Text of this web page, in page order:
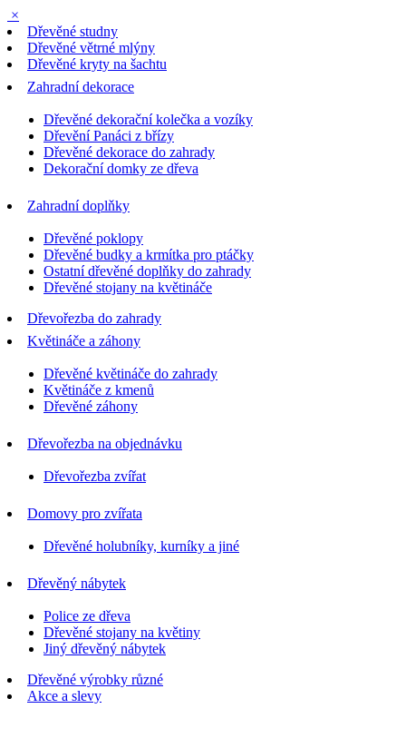
×
Dřevěné studny
Dřevěné větrné mlýny
Dřevěné kryty na šachtu
Zahradní dekorace
Dřevěné dekorační kolečka a vozíky
Dřevění Panáci z břízy
Dřevěné dekorace do zahrady
Dekorační domky ze dřeva
Zahradní doplňky
Dřevěné poklopy
Dřevěné budky a krmítka pro ptáčky
Ostatní dřevěné doplňky do zahrady
Dřevěné stojany na květináče
Dřevořezba do zahrady
Květináče a záhony
Dřevěné květináče do zahrady
Květináče z kmenů
Dřevěné záhony
Dřevořezba na objednávku
Dřevořezba zvířat
Domovy pro zvířata
Dřevěné holubníky, kurníky a jiné
Dřevěný nábytek
Police ze dřeva
Dřevěné stojany na květiny
Jiný dřevěný nábytek
Dřevěné výrobky různé
Akce a slevy